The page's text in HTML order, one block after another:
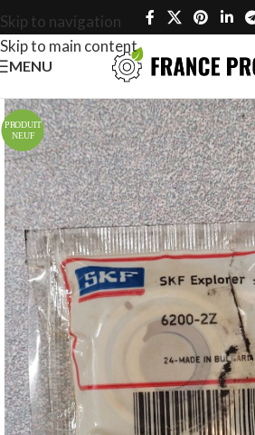
Skip to navigation
Skip to main content
MENU